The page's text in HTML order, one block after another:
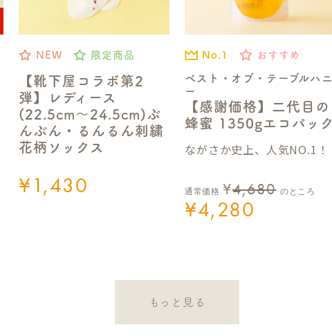
NEW 限定商品
【靴下屋コラボ第2
弾】レディース
(22.5cm～24.5cm)ぶ
んぶん・るんるん刺繍
花柄ソックス
¥1,430
No.1 おすすめ
ベスト・オブ・テーブルハニ
ー
【感謝価格】二代目の
蜂蜜 1350gエコパック
ながさか史上、人気NO.1！
通常価格 ¥4,680 のところ
¥4,280
もっと見る